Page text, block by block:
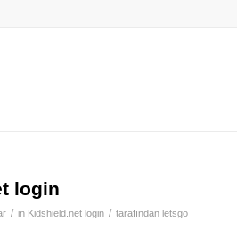
login
/ in Kidshield.net login / tarafından letsgo